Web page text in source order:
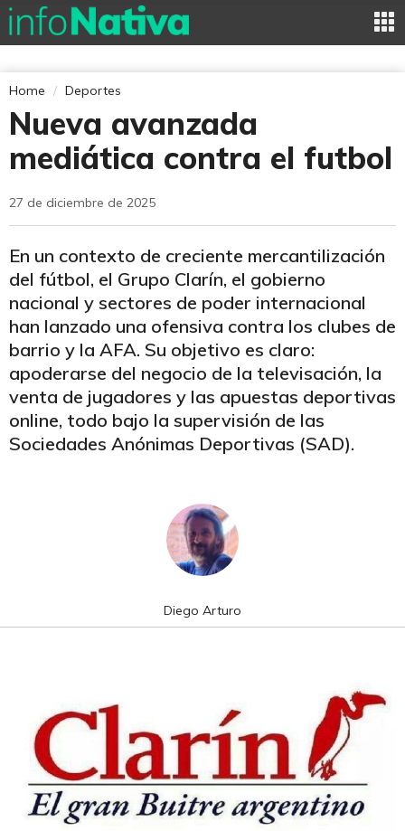
Home Deportes
Nueva avanzada
mediática contra el futbol
27 de diciembre de 2025
En un contexto de creciente mercantilización
del fútbol, el Grupo Clarín, el gobierno
nacional y sectores de poder internacional
han lanzado una ofensiva contra los clubes de
barrio y la AFA. Su objetivo es claro:
apoderarse del negocio de la televisación, la
venta de jugadores y las apuestas deportivas
online, todo bajo la supervisión de las
Sociedades Anónimas Deportivas (SAD).
Diego Arturo